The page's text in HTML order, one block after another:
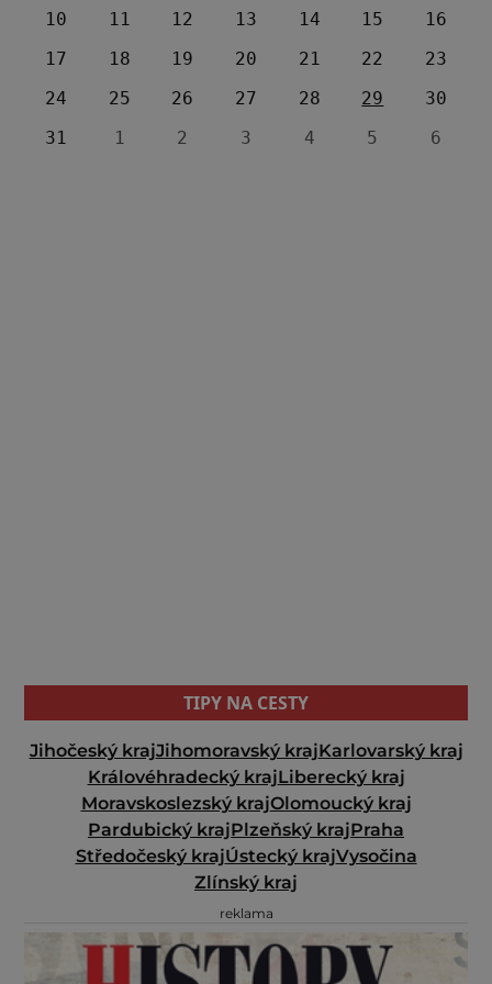
10
11 12 13 14 15
16
17
18 19 20 21 22
23
24
25 26 27 28 29
30
31
1 2 3 4 5 6
TIPY NA CESTY
Jihočeský krajJihomoravský krajKarlovarský kraj
Královéhradecký krajLiberecký kraj
Moravskoslezský krajOlomoucký kraj
Pardubický krajPlzeňský krajPraha
Středočeský krajÚstecký krajVysočina
Zlínský kraj
reklama